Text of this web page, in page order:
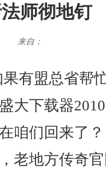
师彻地钉
来自：
有盟总省帮
大下载器
咱们回来了
老地方传奇